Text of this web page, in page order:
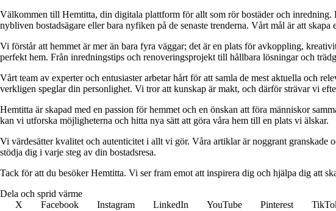
Välkommen till Hemtitta, din digitala plattform för allt som rör bostäder och inredning.
nybliven bostadsägare eller bara nyfiken på de senaste trenderna. Vårt mål är att
Vi förstår att hemmet är mer än bara fyra väggar; det är en plats för avkoppling,
perfekt hem. Från inredningstips och renoveringsprojekt till hållbara lösningar och
Vårt team av experter och entusiaster arbetar hårt för att samla de mest aktuella och
verkligen speglar din personlighet. Vi tror att kunskap är makt, och därför strävar vi
Hemtitta är skapad med en passion för hemmet och en önskan att föra människor
kan vi utforska möjligheterna och hitta nya sätt att göra våra hem till en plats vi älskar.
Vi värdesätter kvalitet och autenticitet i allt vi gör. Våra artiklar är noggrant
stödja dig i varje steg av din bostadsresa.
Tack för att du besöker Hemtitta. Vi ser fram emot att inspirera dig och hjälpa dig att
Dela och sprid värme
X
Facebook Instagram LinkedIn YouTube Pinterest